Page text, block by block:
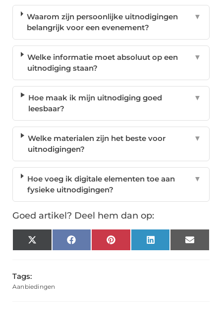
Waarom zijn persoonlijke uitnodigingen
belangrijk voor een evenement?
▼
Welke informatie moet absoluut op een
uitnodiging staan?
▼
Hoe maak ik mijn uitnodiging goed
leesbaar?
▼
Welke materialen zijn het beste voor
uitnodigingen?
▼
Hoe voeg ik digitale elementen toe aan
fysieke uitnodigingen?
▼
Goed artikel? Deel hem dan op:
X
(Twitter)
FacebookPinterest LinkedIn Email
Tags:
Aanbiedingen